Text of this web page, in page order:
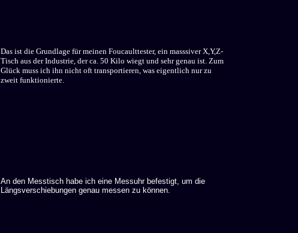
Das ist die Grundlage für meinen Foucaulttester, ein masssiver X,Y,Z-
Tisch aus der Industrie, der ca. 50 Kilo wiegt und sehr genau ist. Zum
Glück muss ich ihn nicht oft transportieren, was eigentlich nur zu
zweit funktionierte.
An den Messtisch habe ich eine Messuhr befestigt, um die
Längsverschiebungen genau messen zu können.